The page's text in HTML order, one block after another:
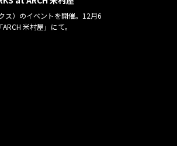
ス）のイベントを開催。12月6
米村屋」にて。